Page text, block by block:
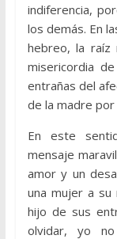
indiferencia,
los demás. En
hebreo, la raíz
misericordia
entrañas del
de la madre
En este
mensaje
amor y un
una mujer a su
hijo de sus
olvidar, yo